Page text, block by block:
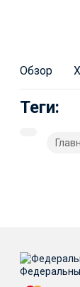
Обзор
Теги: